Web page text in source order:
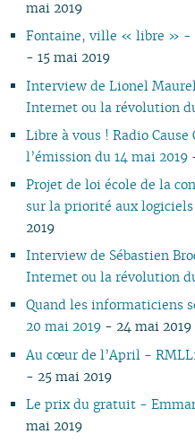
mai 2019
Fontaine, ville « libre » -
- 15 mai 2019
Interview de Lionel
Internet ou la révolution
Libre à vous ! Radio
l’émission du 14 mai 2019
Projet de loi école de la
sur la priorité aux
2019
Interview de Sébastien
Internet ou la révolution
Quand les informaticiens
20 mai 2019- 24 mai 2019
Au cœur de l’April -
- 25 mai 2019
Le prix du gratuit -
mai 2019